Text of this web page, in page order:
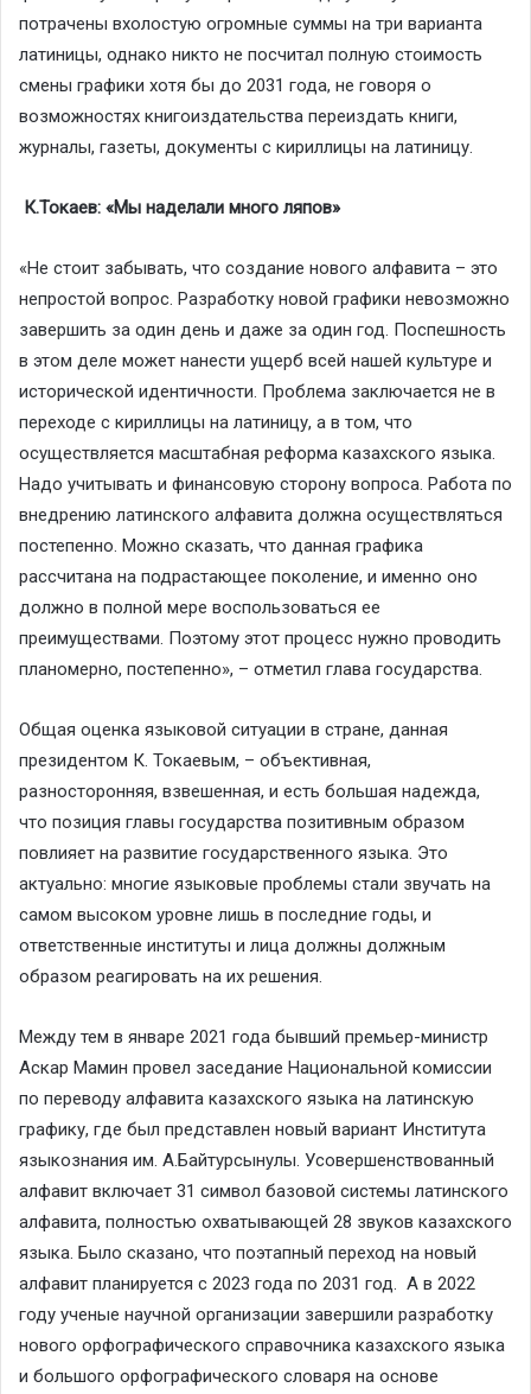
потрачены вхолостую огромные суммы на три варианта
латиницы, однако никто не посчитал полную стоимость
смены графики хотя бы до 2031 года, не говоря о
возможностях книгоиздательства переиздать книги,
журналы, газеты, документы с кириллицы на латиницу.
К.Токаев: «Мы наделали много ляпов»
«Не стоит забывать, что создание нового алфавита – это
непростой вопрос. Разработку новой графики невозможно
завершить за один день и даже за один год. Поспешность
в этом деле может нанести ущерб всей нашей культуре и
исторической идентичности. Проблема заключается не в
переходе с кириллицы на латиницу, а в том, что
осуществляется масштабная реформа казахского языка.
Надо учитывать и финансовую сторону вопроса. Работа по
внедрению латинского алфавита должна осуществляться
постепенно. Можно сказать, что данная графика
рассчитана на подрастающее поколение, и именно оно
должно в полной мере воспользоваться ее
преимуществами. Поэтому этот процесс нужно проводить
планомерно, постепенно», – отметил глава государства.
Общая оценка языковой ситуации в стране, данная
президентом К. Токаевым, – объективная,
разносторонняя, взвешенная, и есть большая надежда,
что позиция главы государства позитивным образом
повлияет на развитие государственного языка. Это
актуально: многие языковые проблемы стали звучать на
самом высоком уровне лишь в последние годы, и
ответственные институты и лица должны должным
образом реагировать на их решения.
Между тем в январе 2021 года бывший премьер-министр
Аскар Мамин провел заседание Национальной комиссии
по переводу алфавита казахского языка на латинскую
графику, где был представлен новый вариант Института
языкознания им. А.Байтурсынулы. Усовершенствованный
алфавит включает 31 символ базовой системы латинского
алфавита, полностью охватывающей 28 звуков казахского
языка. Было сказано, что поэтапный переход на новый
алфавит планируется с 2023 года по 2031 год. А в 2022
году ученые научной организации завершили разработку
нового орфографического справочника казахского языка
и большого орфографического словаря на основе